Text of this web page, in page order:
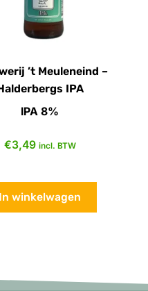
’t Meuleneind –
IPA
IPA 8%
€3,49 incl. BTW
In winkelwagen